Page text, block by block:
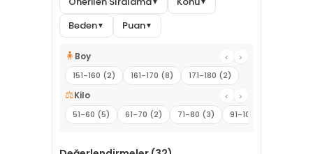
Beden▼ Puan▼
🧍 Boy ‹
›
151-160 (2)
161-170 (8) 171-180 (2)
⚖️Kilo ‹
›
51-60 (5)
61-70 (2) 71-80 (3) 91-100 (1)